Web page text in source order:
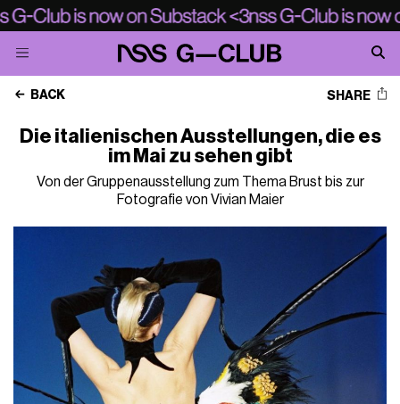
BACK SHARE
Die italienischen Ausstellungen, die es
im Mai zu sehen gibt
Von der Gruppenausstellung zum Thema Brust bis zur
Fotografie von Vivian Maier